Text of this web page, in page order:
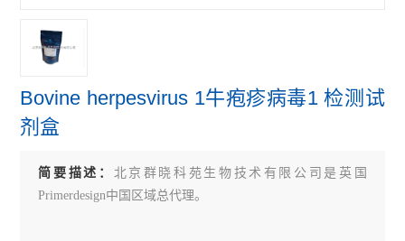
Bovine herpesvirus 1牛疱疹病毒1 检测试
剂盒
简要描述： 北京群晓科苑生物技术有限公司是英国
Primerdesign中国区域总代理。